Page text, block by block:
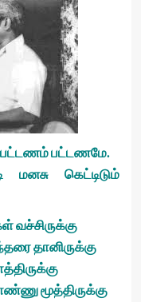
பட்டணம் பட்டணமே.
கெட்டிடும்
வச்சிருக்கு
தானிருக்கு
மூத்திருக்கு